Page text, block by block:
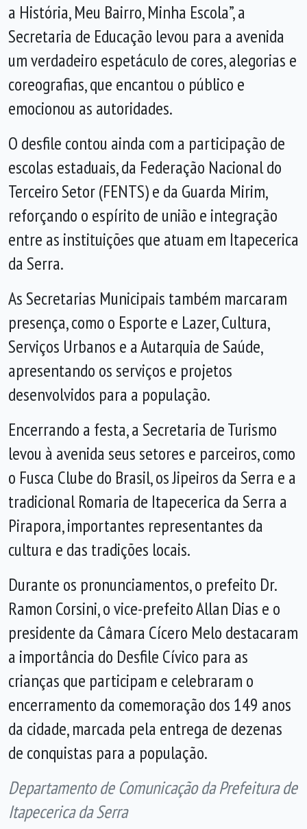
a História, Meu Bairro, Minha Escola”, a
Secretaria de Educação levou para a avenida
um verdadeiro espetáculo de cores, alegorias e
coreografias, que encantou o público e
emocionou as autoridades.
O desfile contou ainda com a participação de
escolas estaduais, da Federação Nacional do
Terceiro Setor (FENTS) e da Guarda Mirim,
reforçando o espírito de união e integração
entre as instituições que atuam em Itapecerica
da Serra.
As Secretarias Municipais também marcaram
presença, como o Esporte e Lazer, Cultura,
Serviços Urbanos e a Autarquia de Saúde,
apresentando os serviços e projetos
desenvolvidos para a população.
Encerrando a festa, a Secretaria de Turismo
levou à avenida seus setores e parceiros, como
o Fusca Clube do Brasil, os Jipeiros da Serra e a
tradicional Romaria de Itapecerica da Serra a
Pirapora, importantes representantes da
cultura e das tradições locais.
Durante os pronunciamentos, o prefeito Dr.
Ramon Corsini, o vice-prefeito Allan Dias e o
presidente da Câmara Cícero Melo destacaram
a importância do Desfile Cívico para as
crianças que participam e celebraram o
encerramento da comemoração dos 149 anos
da cidade, marcada pela entrega de dezenas
de conquistas para a população.
Departamento de Comunicação da Prefeitura de
Itapecerica da Serra